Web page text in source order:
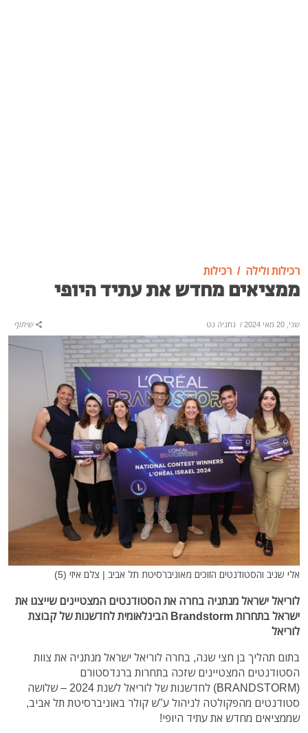
רכילות ולילה רכילות
ממציאים מחדש את עתיד היופי
שני, 20 מאי 2024 / נתניה נט שיתוף
אלי שגיב והסטודנטים הזוכים מאוניברסיטת תל אביב | צלם איזי (5)
לוריאל ישראל מנתניה בחרה את הסטודנטים המצטיינים שייצגו את
ישראל בתחרות Brandstorm הבינלאומית לחדשנות של קבוצת
לוריאל
בתום תהליך בן חצי שנה, בחרה לוריאל ישראל מנתניה את צוות
הסטודנטים המצטיינים שזכה בתחרות ברנדסטורם
(BRANDSTORM) לחדשנות של לוריאל לשנת 2024 – שלושה
סטודנטים מהפקולטה לניהול ע"ש קולר באוניברסיטת תל אביב,
שממציאים מחדש את עתיד היופי!